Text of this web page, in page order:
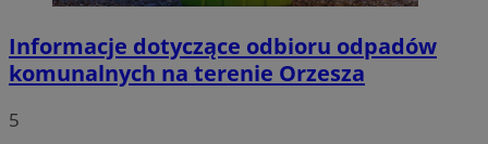
Informacje dotyczące odbioru odpadów
komunalnych na terenie Orzesza
5